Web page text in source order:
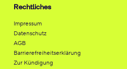
Rechtliches
Impressum
Datenschutz
AGB
Barrierefreiheitserklärung
Zur Kündigung